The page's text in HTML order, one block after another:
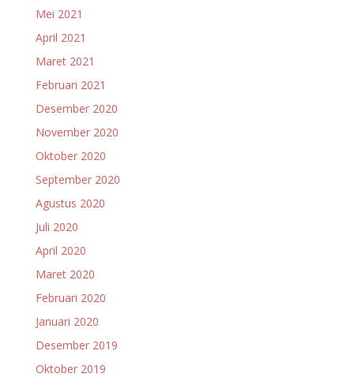
Mei 2021
April 2021
Maret 2021
Februari 2021
Desember 2020
November 2020
Oktober 2020
September 2020
Agustus 2020
Juli 2020
April 2020
Maret 2020
Februari 2020
Januari 2020
Desember 2019
Oktober 2019